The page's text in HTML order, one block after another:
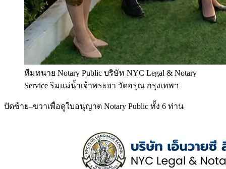
ทีมทนาย Notary Public บริษัท NYC Legal & Notary
Service ริมแม่น้ำเจ้าพระยา วัดอรุณ กรุงเทพฯ
ปัดซ้าย–ขวาเพื่อดูใบอนุญาต Notary Public ทั้ง 6 ท่าน